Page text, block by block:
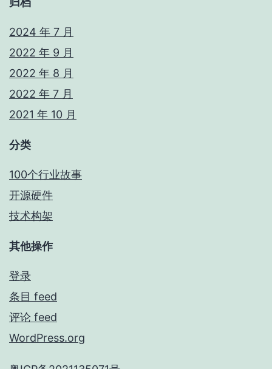
2024 年 7 月
2022 年 9 月
2022 年 8 月
2022 年 7 月
2021 年 10 月
分类
100个行业故事
开源硬件
技术构架
其他操作
登录
条目 feed
评论 feed
WordPress.org